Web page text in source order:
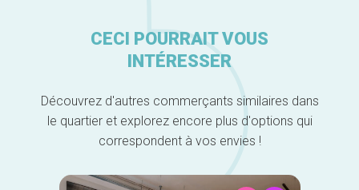
CECI POURRAIT VOUS
INTÉRESSER
Découvrez d'autres commerçants similaires dans
le quartier et explorez encore plus d'options qui
correspondent à vos envies !